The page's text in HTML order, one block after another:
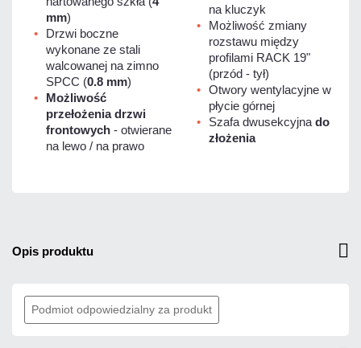
mm)
Drzwi boczne
wykonane ze stali
walcowanej na zimno
SPCC (0.8 mm)
Możliwość
przełożenia drzwi
frontowych - otwierane
na lewo / na prawo
na kluczyk
Możliwość zmiany
rozstawu między
profilami RACK 19"
(przód - tył)
Otwory wentylacyjne w
płycie górnej
Szafa dwusekcyjna do
złożenia
opis produktu
Podmiot odpowiedzialny za produkt